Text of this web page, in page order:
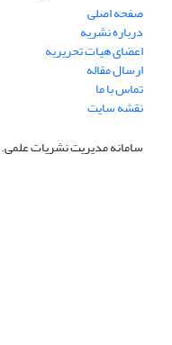
صفحه اصلی
درباره نشریه
اعضای هیات تحریریه
ارسال مقاله
تماس با ما
نقشه سایت
سامانه مدیریت نشریات علمی.